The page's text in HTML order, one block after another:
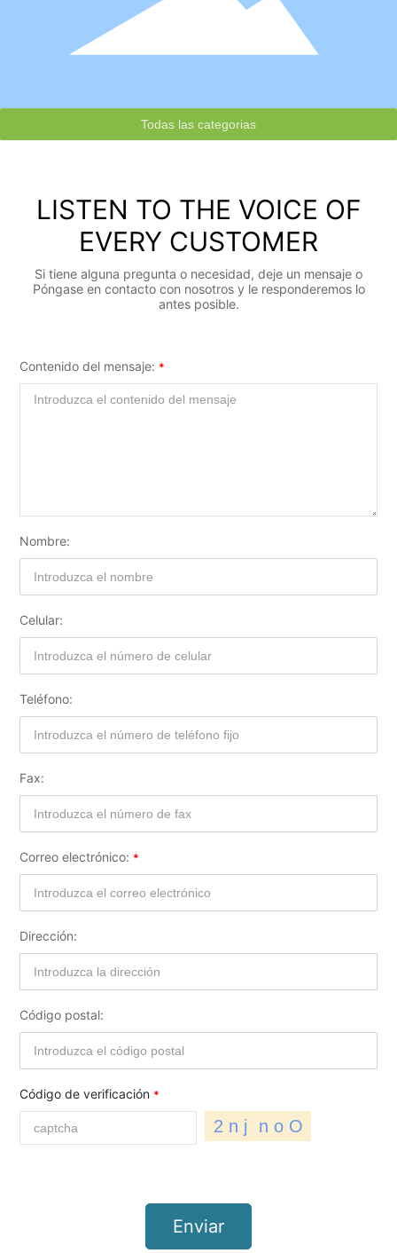
Todas las categorias
LISTEN TO THE VOICE OF
EVERY CUSTOMER
Si tiene alguna pregunta o necesidad, deje un mensaje o
Póngase en contacto con nosotros y le responderemos lo
antes posible.
Contenido del mensaje:
Nombre:
Celular:
Teléfono:
Fax:
Correo electrónico:
Dirección:
Código postal:
Código de verificación
Enviar